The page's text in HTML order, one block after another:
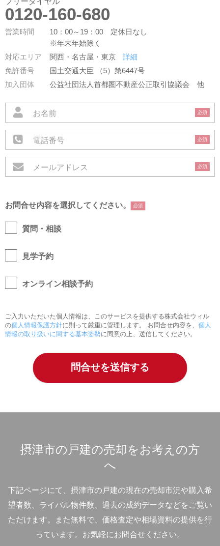
0120-160-680
営業時間
10：00～19：00 定休日なし
※年末年始除く
対応エリア
関西・名古屋・東京
詳細
免許番号
国土交通大臣 （5）第6447号
加入団体
公益社団法人首都圏不動産公正取引協議会他
必須
必須
必須
お問合せ内容を選択してください。 必須
質問・相談
見学予約
オンライン相談予約
ご入力いただいた個人情報は、このサービスを提供する株式会社ウィル
の個人情報保護方針に則って厳重に管理します。 お問合せ内容を、 個人
情報の取り扱いに関する基本姿勢に同意の上、送信してください。
摂津市の戸建の売却をお考えの方
へ
下記ページにて、摂津市の戸建の現在の売却市況や購入希
望者数、ライバル物件数、過去の成約データなどをご覧い
ただけます。
また無料で、価格査定や相場資料の提供を行
っています。お気軽にお問合せください。